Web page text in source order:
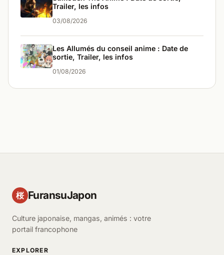
Trailer, les infos
03/08/2026
Les Allumés du conseil anime : Date de
sortie, Trailer, les infos
01/08/2026
桜 FuransuJapon
Culture japonaise, mangas, animés : votre
portail francophone
EXPLORER